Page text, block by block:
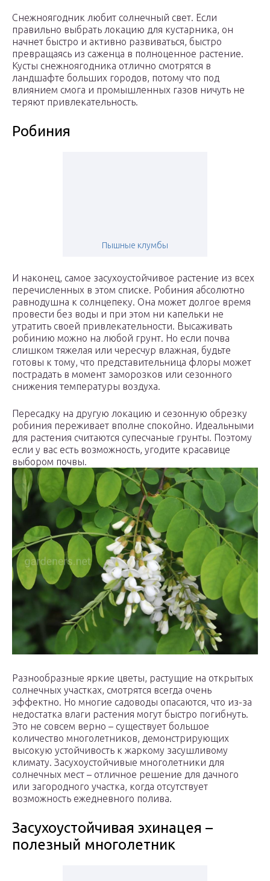
Снежноягодник любит солнечный свет. Если
правильно выбрать локацию для кустарника, он
начнет быстро и активно развиваться, быстро
превращаясь из саженца в полноценное растение.
Кусты снежноягодника отлично смотрятся в
ландшафте больших городов, потому что под
влиянием смога и промышленных газов ничуть не
теряют привлекательность.
Робиния
Пышные клумбы
И наконец, самое засухоустойчивое растение из всех
перечисленных в этом списке. Робиния абсолютно
равнодушна к солнцепеку. Она может долгое время
провести без воды и при этом ни капельки не
утратить своей привлекательности. Высаживать
робинию можно на любой грунт. Но если почва
слишком тяжелая или чересчур влажная, будьте
готовы к тому, что представительница флоры может
пострадать в момент заморозков или сезонного
снижения температуры воздуха.
Пересадку на другую локацию и сезонную обрезку
робиния переживает вполне спокойно. Идеальными
для растения считаются супесчаные грунты. Поэтому
если у вас есть возможность, угодите красавице
выбором почвы.
Разнообразные яркие цветы, растущие на открытых
солнечных участках, смотрятся всегда очень
эффектно. Но многие садоводы опасаются, что из-за
недостатка влаги растения могут быстро погибнуть.
Это не совсем верно – существует большое
количество многолетников, демонстрирующих
высокую устойчивость к жаркому засушливому
климату. Засухоустойчивые многолетники для
солнечных мест – отличное решение для дачного
или загородного участка, когда отсутствует
возможность ежедневного полива.
Засухоустойчивая эхинацея –
полезный многолетник